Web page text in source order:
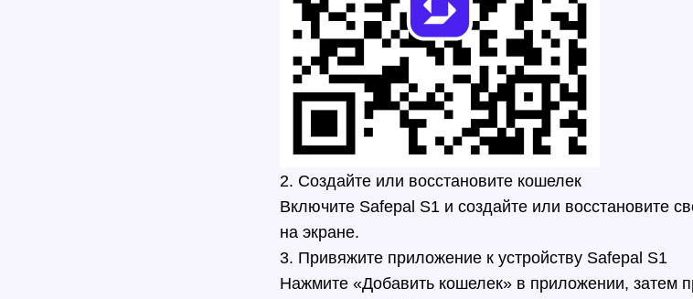
2. Создайте или восстановите кошелек
Включите Safepal S1 и создайте или восстановите
на экране.
3. Привяжите приложение к устройству Safepal S1
Нажмите «Добавить кошелек» в приложении, затем